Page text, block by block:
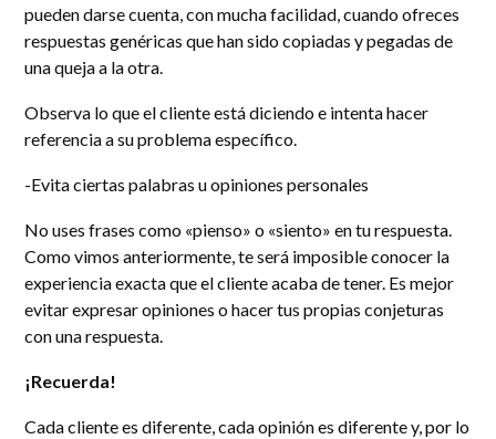
pueden darse cuenta, con mucha facilidad, cuando ofreces
respuestas genéricas que han sido copiadas y pegadas de
una queja a la otra.
Observa lo que el cliente está diciendo e intenta hacer
referencia a su problema específico.
-Evita ciertas palabras u opiniones personales
No uses frases como «pienso» o «siento» en tu respuesta.
Como vimos anteriormente, te será imposible conocer la
experiencia exacta que el cliente acaba de tener. Es mejor
evitar expresar opiniones o hacer tus propias conjeturas
con una respuesta.
¡Recuerda!
Cada cliente es diferente, cada opinión es diferente y, por lo